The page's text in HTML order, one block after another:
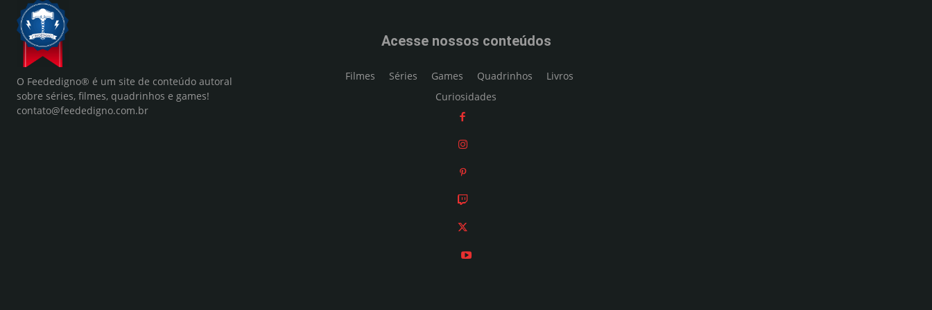
O Feededigno® é um site de conteúdo autoral
sobre séries, filmes, quadrinhos e games!
contato@feededigno.com.br
Acesse nossos conteúdos
Filmes Séries Games Quadrinhos
Livros
Curiosidades